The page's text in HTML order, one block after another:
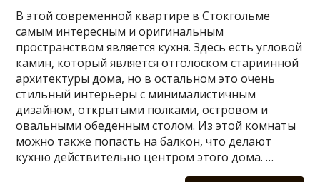
В этой современной квартире в Стокгольме
самым интересным и оригинальным
пространством является кухня. Здесь есть угловой
камин, который является отголоском стариинной
архитектуры дома, но в остальном это очень
стильный интерьеры с минималистичным
дизайном, открытыми полками, островом и
овальными обеденным столом. Из этой комнаты
можно также попасть на балкон, что делают
кухню действительно центром этого дома. …